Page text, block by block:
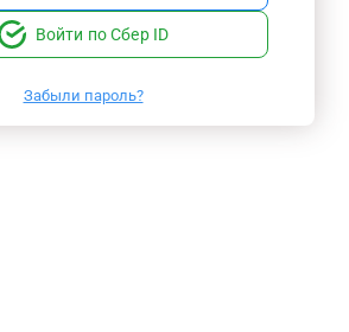
Войти по Сбер ID
Забыли пароль?